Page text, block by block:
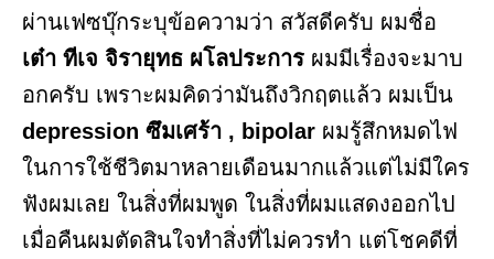
ผ่านเฟซบุ๊กระบุข้อความว่า สวัสดีครับ ผมชื่อ
เต๋า ทีเจ จิรายุทธ ผโลประการ ผมมีเรื่องจะมาบ
อกครับ เพราะผมคิดว่ามันถึงวิกฤตแล้ว ผมเป็น
depression ซึมเศร้า , bipolar ผมรู้สึกหมดไฟ
ในการใช้ชีวิตมาหลายเดือนมากแล้วแต่ไม่มีใคร
ฟังผมเลย ในสิ่งที่ผมพูด ในสิ่งที่ผมแสดงออกไป
เมื่อคืนผมตัดสินใจทำสิ่งที่ไม่ควรทำ แต่โชคดีที่